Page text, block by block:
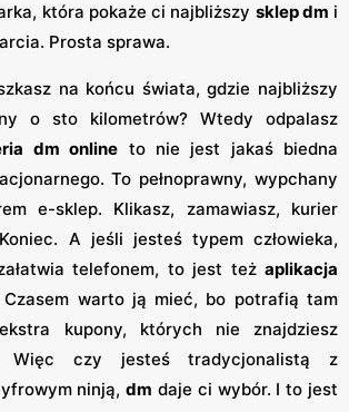
która pokaże ci najbliższy sklep dm i
Prosta sprawa.
na końcu świata, gdzie najbliższy
o sto kilometrów? Wtedy odpalasz
dm online to nie jest jakaś biedna
To pełnoprawny, wypchany
e-sklep. Klikasz, zamawiasz, kurier
A jeśli jesteś typem człowieka,
telefonem, to jest też aplikacja
warto ją mieć, bo potrafią tam
kupony, których nie znajdziesz
Więc czy jesteś tradycjonalistą z
ninją,dm daje ci wybór. I to jest